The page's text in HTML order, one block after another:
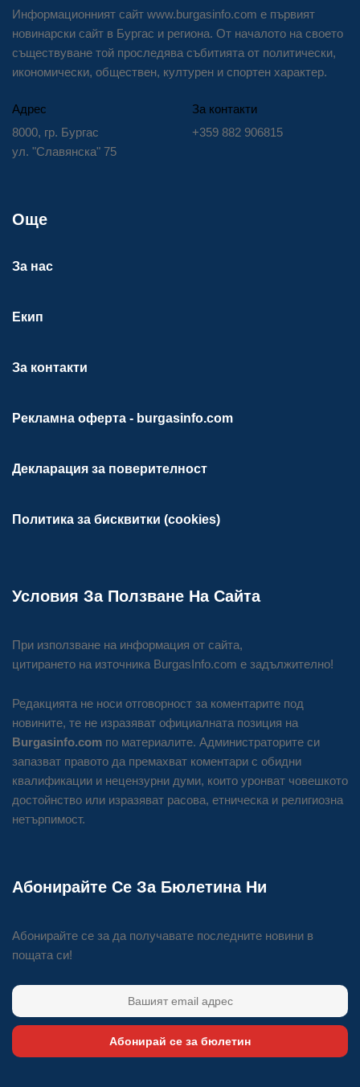
Информационният сайт www.burgasinfo.com е първият
новинарски сайт в Бургас и региона. От началото на своето
съществуване той проследява събитията от политически,
икономически, обществен, културен и спортен характер.
Адрес
8000, гр. Бургас
ул. "Славянска" 75
За контакти
+359 882 906815
Още
За нас
Екип
За контакти
Рекламна оферта - burgasinfo.com
Декларация за поверителност
Политика за бисквитки (cookies)
Условия За Ползване На Сайта
При използване на информация от сайта,
цитирането на източника BurgasInfo.com е задължително!
Редакцията не носи отговорност за коментарите под
новините, те не изразяват официалната позиция на
Burgasinfo.com по материалите. Администраторите си
запазват правото да премахват коментари с обидни
квалификации и нецензурни думи, които уронват човешкото
достойнство или изразяват расова, етническа и религиозна
нетърпимост.
Абонирайте Се За Бюлетина Ни
Абонирайте се за да получавате последните новини в
пощата си!
Абонирай се за бюлетин